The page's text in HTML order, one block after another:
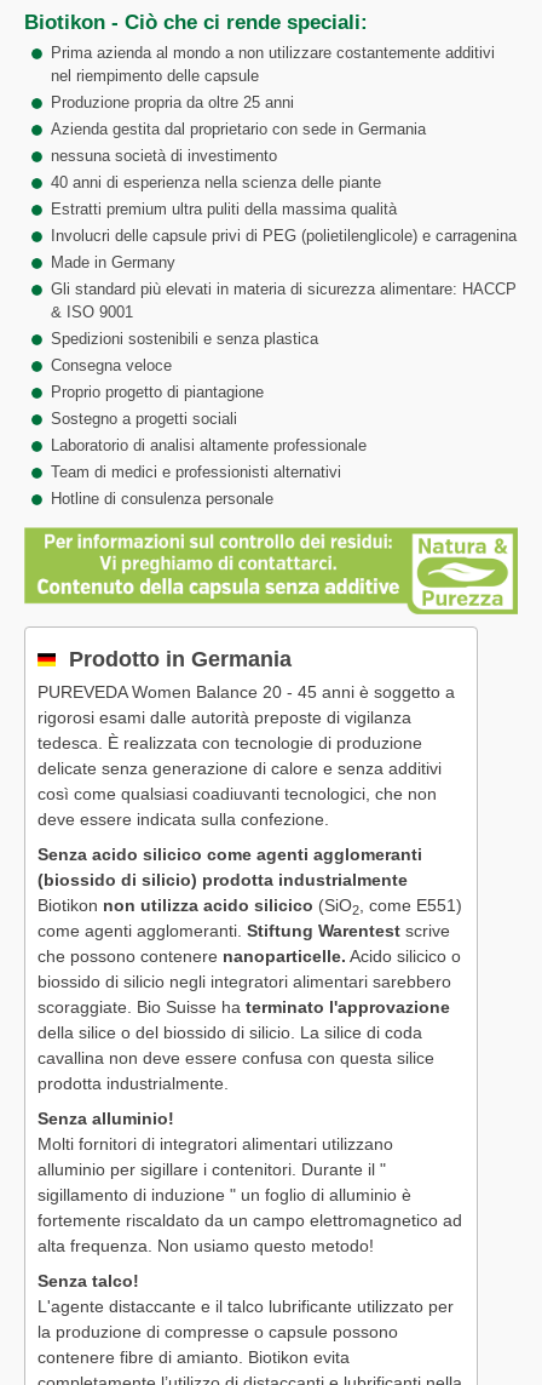
Biotikon - Ciò che ci rende speciali:
Prima azienda al mondo a non utilizzare costantemente additivi
nel riempimento delle capsule
Produzione propria da oltre 25 anni
Azienda gestita dal proprietario con sede in Germania
nessuna società di investimento
40 anni di esperienza nella scienza delle piante
Estratti premium ultra puliti della massima qualità
Involucri delle capsule privi di PEG (polietilenglicole) e carragenina
Made in Germany
Gli standard più elevati in materia di sicurezza alimentare: HACCP
& ISO 9001
Spedizioni sostenibili e senza plastica
Consegna veloce
Proprio progetto di piantagione
Sostegno a progetti sociali
Laboratorio di analisi altamente professionale
Team di medici e professionisti alternativi
Hotline di consulenza personale
Prodotto in Germania
PUREVEDA Women Balance 20 - 45 anni è soggetto a
rigorosi esami dalle autorità preposte di vigilanza
tedesca. È realizzata con tecnologie di produzione
delicate senza generazione di calore e senza additivi
così come qualsiasi coadiuvanti tecnologici, che non
deve essere indicata sulla confezione.
Senza acido silicico come agenti agglomeranti
(biossido di silicio) prodotta industrialmente
Biotikon non utilizza acido silicico (SiO2
, come E551)
come agenti agglomeranti. Stiftung Warentest scrive
che possono contenere nanoparticelle. Acido silicico o
biossido di silicio negli integratori alimentari sarebbero
scoraggiate. Bio Suisse ha terminato l'approvazione
della silice o del biossido di silicio. La silice di coda
cavallina non deve essere confusa con questa silice
prodotta industrialmente.
Senza alluminio!
Molti fornitori di integratori alimentari utilizzano
alluminio per sigillare i contenitori. Durante il "
sigillamento di induzione " un foglio di alluminio è
fortemente riscaldato da un campo elettromagnetico ad
alta frequenza. Non usiamo questo metodo!
Senza talco!
L'agente distaccante e il talco lubrificante utilizzato per
la produzione di compresse o capsule possono
contenere fibre di amianto. Biotikon evita